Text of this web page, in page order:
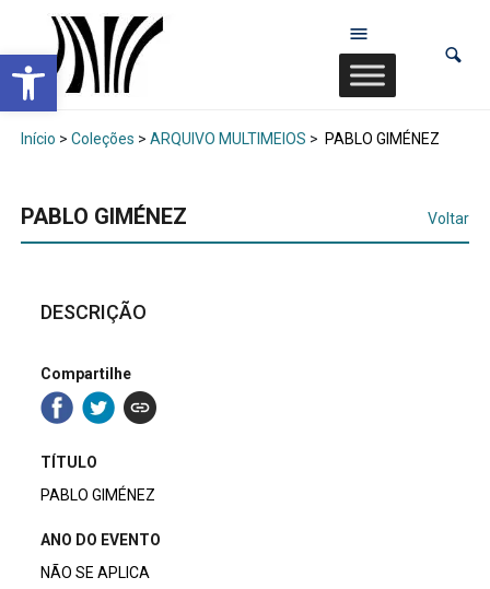
Abrir a barra de ferramentas
Início > Coleções > ARQUIVO MULTIMEIOS > PABLO GIMÉNEZ
PABLO GIMÉNEZ Voltar
DESCRIÇÃO
Compartilhe
TÍTULO
PABLO GIMÉNEZ
ANO DO EVENTO
NÃO SE APLICA